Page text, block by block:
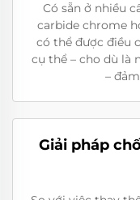
Có sẵn ở nhiều
carbide chrome
có thể được điều
cụ thể – cho dù là
–
Giải pháp